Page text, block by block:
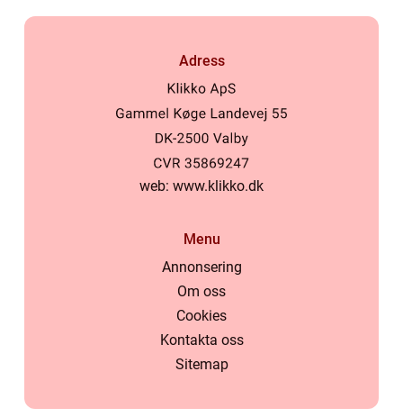
Adress
web: www.klikko.dk
Menu
Annonsering
Om oss
Cookies
Kontakta oss
Sitemap